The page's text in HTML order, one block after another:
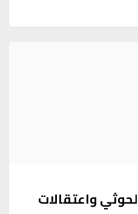
واعتقالات